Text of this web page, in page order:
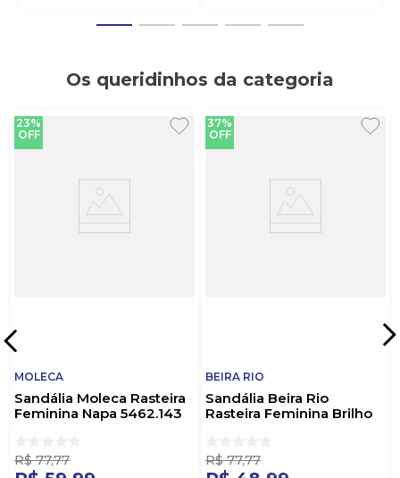
Os queridinhos da categoria
23%
OFF
MOLECA
Sandália Moleca Rasteira
Feminina Napa 5462.143
R$ 77,77
37%
OFF
BEIRA RIO
Sandália Beira Rio
Rasteira Feminina Brilho
R$ 77,77